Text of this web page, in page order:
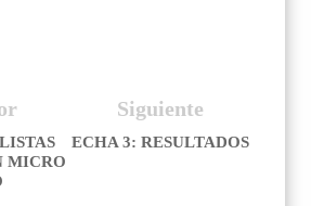
Siguiente
ECHA 3: RESULTADOS
MICRO